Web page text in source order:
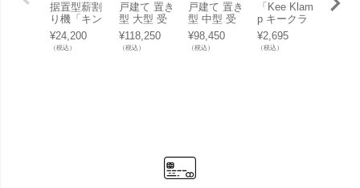
据置型薪割
り機「キン
ドリングク
ラッカー キ
ング」
¥24,200
（税込）
戸建て 置き
型 大型 受
取・発送対
応 宅配ボッ
クス 前入前
50-S600」
¥118,250
（税込）
戸建て 置き
型 中型 受
取・発送対
応 宅配ボッ
クス 前入前
ト KS-TLT2
¥98,450
（税込）
「Kee Klam
p キークラ
ンプ T字型
ジョイント
サイズ5用 1
¥2,695
（税込）
ドー